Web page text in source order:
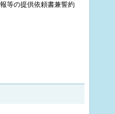
等の提供依頼書兼誓約